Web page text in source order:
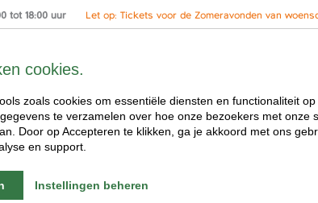
tot 18:00 uur Let op: Tickets voor de Zomeravonden van
cookies.
zoals cookies om essentiële diensten en functionaliteit
te verzamelen over hoe onze bezoekers met onze
Door op Accepteren te klikken, ga je akkoord met ons
en support.
Instellingen beheren